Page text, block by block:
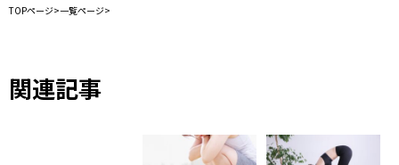
TOPページ>一覧ページ>
関連記事